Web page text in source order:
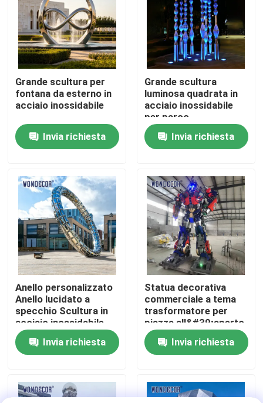
Casa
Prodotti
Chi siamo
Fatory Tour
Controllo di qualità
Contattaci
Richiedere un preventivo
Scultura forgiata del metallo
Scultura bronzea su ordinazione
Grande scultura per
fontana da esterno in
acciaio inossidabile
Invia richiesta
Grande scultura
luminosa quadrata in
acciaio inossidabile
per parco
all&#39;aperto
Invia richiesta
Anello personalizzato
Anello lucidato a
specchio Scultura in
acciaio inossidabile
Scultura moderna per
esterniInvia richiesta
Statua decorativa
commerciale a tema
trasformatore per
piazza all&#39;aperto
con scultura in acciaio
inossidabile Optimus
Prime alta 3 m
Invia richiesta